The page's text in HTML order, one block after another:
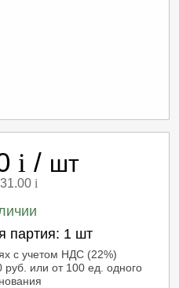
i / шт
i
партия: 1 шт
с учетом НДС (22%)
или от 100 ед. одного